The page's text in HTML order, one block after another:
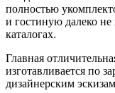
полностью
и гостиную далеко не
каталогах.
Главная
изготавливается по
дизайнерским